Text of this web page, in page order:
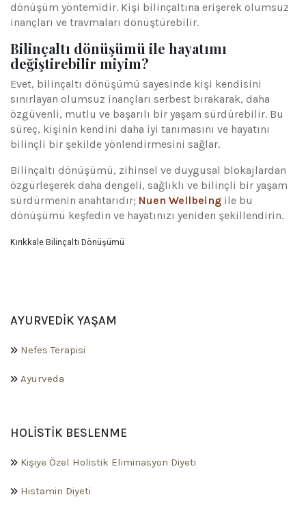
dönüşüm yöntemidir. Kişi bilinçaltına erişerek olumsuz
inançları ve travmaları dönüştürebilir.
Bilinçaltı dönüşümü ile hayatımı
değiştirebilir miyim?
Evet, bilinçaltı dönüşümü sayesinde kişi kendisini
sınırlayan olumsuz inançları serbest bırakarak, daha
özgüvenli, mutlu ve başarılı bir yaşam sürdürebilir. Bu
süreç, kişinin kendini daha iyi tanımasını ve hayatını
bilinçli bir şekilde yönlendirmesini sağlar.
Bilinçaltı dönüşümü, zihinsel ve duygusal blokajlardan
özgürleşerek daha dengeli, sağlıklı ve bilinçli bir yaşam
sürdürmenin anahtarıdır; Nuen Wellbeing ile bu
dönüşümü keşfedin ve hayatınızı yeniden şekillendirin.
Kırıkkale Bilinçaltı Dönüşümü
AYURVEDIK YAŞAM
Nefes Terapisi
Ayurveda
HOLISTIK BESLENME
Kişiye Özel Holistik Eliminasyon Diyeti
Histamin Diyeti